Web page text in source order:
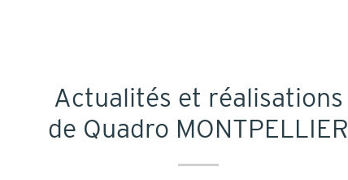
Actualités et réalisations
de Quadro MONTPELLIER